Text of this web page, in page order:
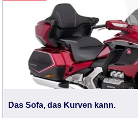
Das Sofa, das Kurven kann.